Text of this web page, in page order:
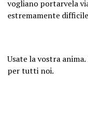
vogliano portarvela
estremamente
Usate la vostra
per tutti noi.